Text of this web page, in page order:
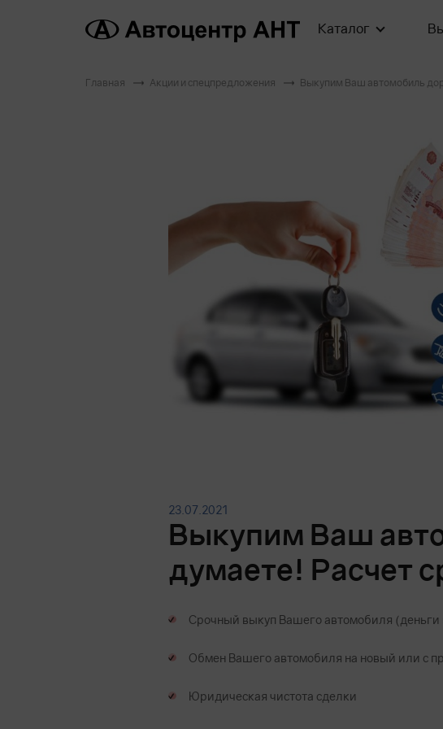
Каталог
Главная Акции и спецпредложения Выкупим Ваш автомобиль
23.07.2021
Выкупим Ваш
думаете! Расчет
Срочный выкуп Вашего автомобиля
Обмен Вашего автомобиля на новый или с
Юридическая чистота сделки